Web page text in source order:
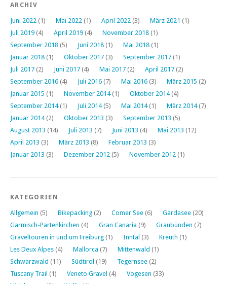
ARCHIV
Juni 2022 (1) Mai 2022 (1) April 2022 (3) März 2021 (1)
Juli 2019 (4) April 2019 (4) November 2018 (1)
September 2018 (5) Juni 2018 (1) Mai 2018 (1)
Januar 2018 (1) Oktober 2017 (3) September 2017 (1)
Juli 2017 (2) Juni 2017 (4) Mai 2017 (2) April 2017 (2)
September 2016 (4) Juli 2016 (7) Mai 2016 (3) März 2015 (2)
Januar 2015 (1) November 2014(1) Oktober 2014(4)
September 2014(1) Juli 2014(5) Mai 2014(1) März 2014(7)
Januar 2014(2) Oktober 2013 (3) September 2013 (5)
August 2013 (14) Juli 2013 (7) Juni 2013 (4) Mai 2013 (12)
April 2013 (3) März 2013 (8) Februar 2013 (3)
Januar 2013 (3) Dezember 2012 (5) November 2012 (1)
KATEGORIEN
Allgemein (5) Bikepacking (2) Comer See (6) Gardasee (20)
Garmisch-Partenkirchen (4) Gran Canaria (9) Graubünden (7)
Graveltouren in und um Freiburg (1) Inntal (3) Kreuth (1)
Les Deux Alpes (4) Mallorca (7) Mittenwald (1)
Schwarzwald (11) Südtirol (19) Tegernsee (2)
Tuscany Trail (1) Veneto Gravel (4) Vogesen (33)